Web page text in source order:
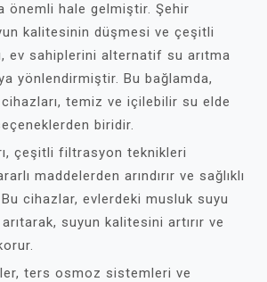
önemli hale gelmiştir. Şehir
kalitesinin düşmesi ve çeşitli
ev sahiplerini alternatif su arıtma
yönlendirmiştir. Bu bağlamda,
temiz ve içilebilir su elde
biridir.
çeşitli filtrasyon teknikleri
maddelerden arındırır ve sağlıklı
cihazlar, evlerdeki musluk suyu
suyun kalitesini artırır ve
ters osmoz sistemleri ve